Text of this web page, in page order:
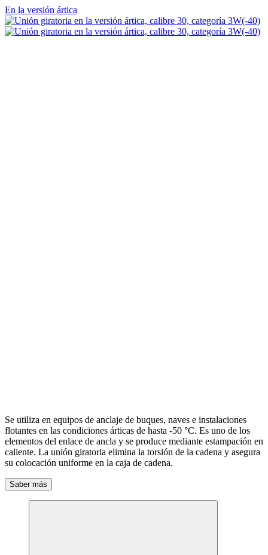
En la versión ártica
Se utiliza en equipos de anclaje de buques, naves e instalaciones
flotantes en las condiciones árticas de hasta -50 °С. Es uno de los
elementos del enlace de ancla y se produce mediante estampación en
caliente. La unión giratoria elimina la torsión de la cadena y asegura
su colocación uniforme en la caja de cadena.
Saber más